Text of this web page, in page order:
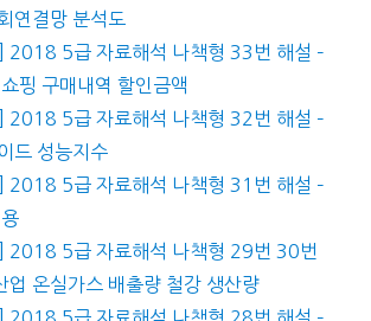
연결망 분석도
] 2018 5급 자료해석 나책형 33번 해설 –
핑 구매내역 할인금액
] 2018 5급 자료해석 나책형 32번 해설 –
드 성능지수
] 2018 5급 자료해석 나책형 31번 해설 –
] 2018 5급 자료해석 나책형 29번 30번
업 온실가스 배출량 철강 생산량